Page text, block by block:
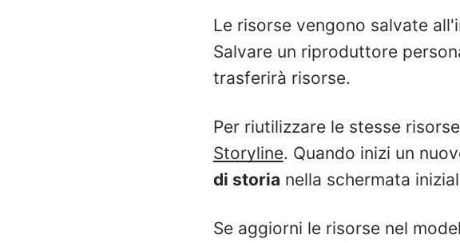
Le risorse vengono salvate
Salvare un riproduttore
trasferirà risorse.
Per riutilizzare le stesse
Storyline. Quando inizi un
di storia nella schermata
Se aggiorni le risorse nel